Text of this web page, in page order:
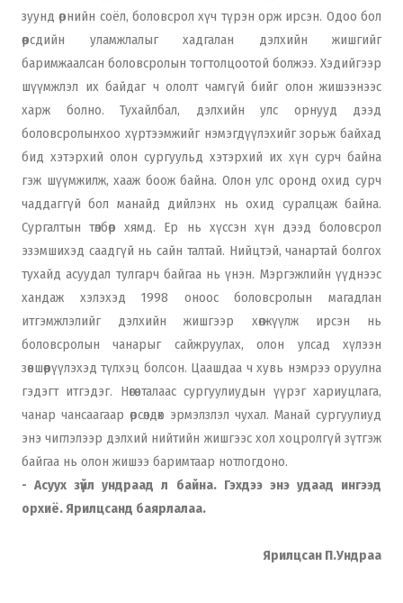
зуунд өрнийн соёл, боловсрол хүч түрэн орж ирсэн. Одоо бол
өөрсдийн уламжлалыг хадгалан дэлхийн жишгийг
баримжаалсан боловсролын тогтолцоотой болжээ. Хэдийгээр
шүүмжлэл их байдаг ч ололт чамгүй бийг олон жишээнээс
харж болно. Тухайлбал, дэлхийн улс орнууд дээд
боловсролынхоо хүртээмжийг нэмэгдүүлэхийг зорьж байхад
бид хэтэрхий олон сургуульд хэтэрхий их хүн сурч байна
гэж шүүмжилж, хааж боож байна. Олон улс оронд охид сурч
чаддаггүй бол манайд дийлэнх нь охид суралцаж байна.
Сургалтын төлбөр хямд. Ер нь хүссэн хүн дээд боловсрол
эзэмшихэд саадгүй нь сайн талтай. Нийцтэй, чанартай болгох
тухайд асуудал тулгарч байгаа нь үнэн. Мэргэжлийн үүднээс
хандаж хэлэхэд 1998 оноос боловсролын магадлан
итгэмжлэлийг дэлхийн жишгээр хөгжүүлж ирсэн нь
боловсролын чанарыг сайжруулах, олон улсад хүлээн
зөвшөөрүүлэхэд түлхэц болсон. Цаашдаа ч хувь нэмрээ оруулна
гэдэгт итгэдэг. Нөгөө талаас сургуулиудын үүрэг хариуцлага,
чанар чансаагаар өрсөлдөх эрмэлзлэл чухал. Манай сургуулиуд
энэ чиглэлээр дэлхий нийтийн жишгээс хол хоцролгүй зүтгэж
байгаа нь олон жишээ баримтаар нотлогдоно.
- Асуух зүйл ундраад л байна. Гэхдээ энэ удаад ингээд
орхиё. Ярилцсанд баярлалаа.
Ярилцсан П.Ундраа